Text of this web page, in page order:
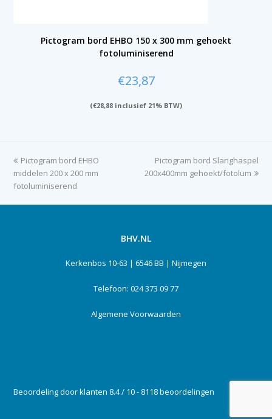
Pictogram bord EHBO 150 x 300 mm gehoekt
fotoluminiserend
€23,87
(€28,88 inclusief 21% BTW)
previous
post:
Pictogram bord EHBO
middelen 200 x 200 mm
fotoluminiserend
next
post:
Pictogram bord Slanghaspel
200x400mm gehoekt/fotolum
BHV.NL
Kerkenbos 10-63 | 6546 BB | Nijmegen
Telefoon: 024 373 09 77
Algemene Voorwaarden
Beoordeling door klanten 8.4 / 10 - 8118 beoordelingen